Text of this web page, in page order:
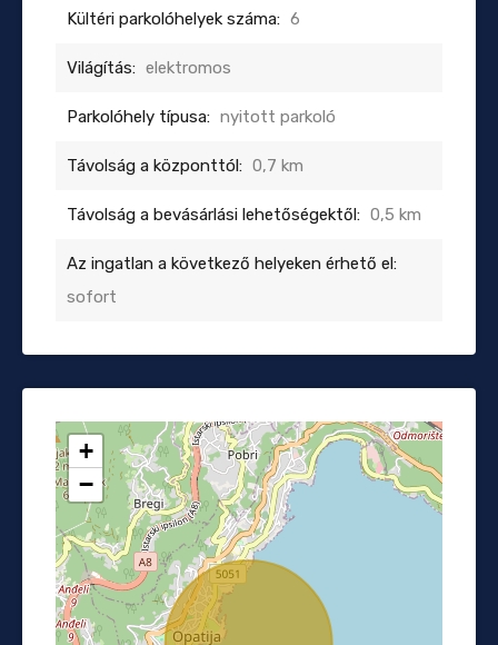
Kültéri parkolóhelyek száma: 6
Világítás: elektromos
Parkolóhely típusa: nyitott parkoló
Távolság a központtól: 0,7 km
Távolság a bevásárlási lehetőségektől: 0,5 km
Az ingatlan a következő helyeken érhető el:
sofort
+
−